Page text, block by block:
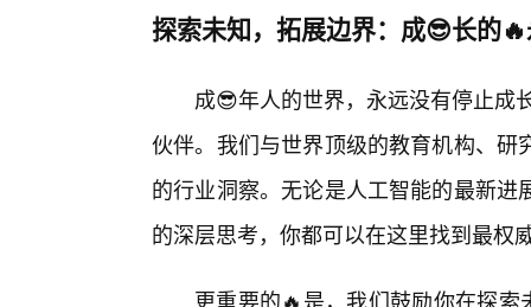
探索未知，拓展边界：成😎长的
成😎年人的世界，永远没有停止成
伙伴。我们与世界顶级的教育机构、
的行业洞察。无论是人工智能的最新
的深层思考，你都可以在这里找到最权
更重要的🔥是，我们鼓励你在探